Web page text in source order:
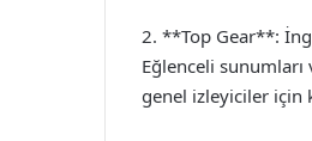
2. **Top Gear**:
Eğlenceli
genel izleyiciler için